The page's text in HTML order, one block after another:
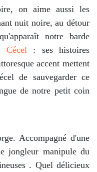
on aime aussi les
nuit noire, au détour
notre barde
Cécel : ses histoires
accent mettent
de sauvegarder ce
de notre petit coin
Accompagné d'une
jongleur manipule du
. Quel délicieux